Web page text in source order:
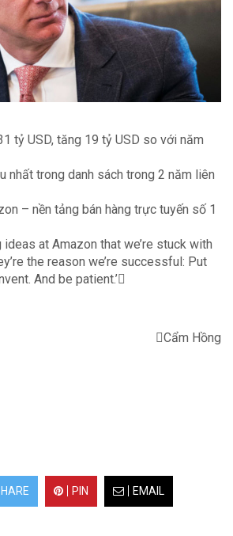
tỷ USD, tăng 19 tỷ USD so với năm
nhất trong danh sách trong 2 năm liên
– nền tảng bán hàng trực tuyến số 1
ideas at Amazon that we’re stuck with
the reason we’re successful: Put
And be patient.’
Cẩm Hồng
PIN EMAIL